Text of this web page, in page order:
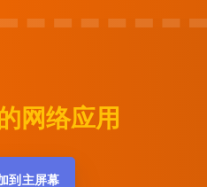
网络应用
到主屏幕